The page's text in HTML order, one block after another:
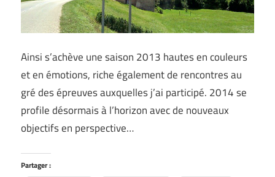
Ainsi s’achève une saison 2013 hautes en couleurs
et en émotions, riche également de rencontres au
gré des épreuves auxquelles j’ai participé. 2014 se
profile désormais à l’horizon avec de nouveaux
objectifs en perspective…
Partager :